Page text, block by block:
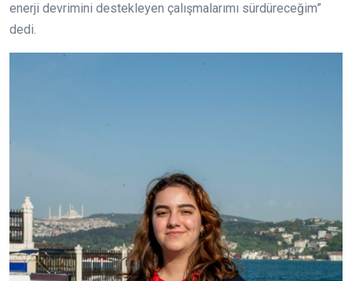
enerji devrimini destekleyen çalışmalarımı sürdüreceğim”
dedi.